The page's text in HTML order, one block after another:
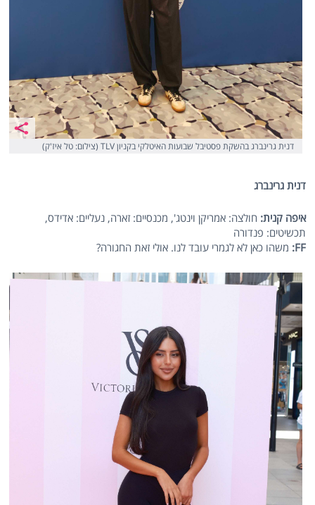
דנית גרינברג בהשקת פסטיבל שבועות האיטלקי בקניון TLV (צילום: טל איז'ק)
דנית גרינברג
איפה קנית: חולצה: אמריקן וינטג', מכנסיים: זארה, נעליים: אדידס,
תכשיטים: פנדורה
FF
: משהו כאן לא לגמרי עובד לנו. אולי זאת החגורה?